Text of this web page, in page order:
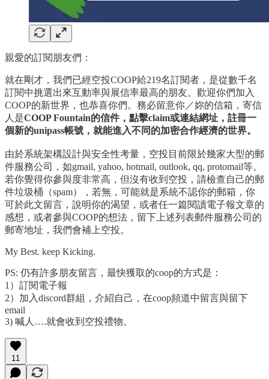
親愛的訂閱朋友們：
就在剛才，我們已經空投COOP給219名訂閱者，是從數千名
訂閱中挑選出來互動率與展信率最高的朋友。歡迎你們加入
COOP的新世界，也恭喜你們。務必留意你／妳的信箱，寄信
人是COOP Fountain的信件，點擊claim或連結網址，註冊一
個新的unipass帳號，就能進入不同的加密合作經濟的世界。
由於系統架構設計與安全性考量，空投目前限於幾家大型的郵
件服務公司，如gmail, yahoo, hotmail, outlook, qq, protomail等。
若你覺得你參與度非常高，但沒有收到空投，請檢查自己的郵
件垃圾桶（spam），若無，可能就是系統不認你的郵箱，你
可於此文留言，說明你的渴望，或者任一篇閱讀電子報文章的
感想，或者參與COOP的想法，留下上述列表郵件服務公司的
郵寄地址，我們會補上空投。
My Best. keep Kicking.
PS: 仍有許多朋友留言，最快獲取的coop的方式是：
1）訂閱電子報
2）加入discord群組，介紹自己，在coop頻道中留言與留下
email
3) 喊人….就會收到空投禮物。
11